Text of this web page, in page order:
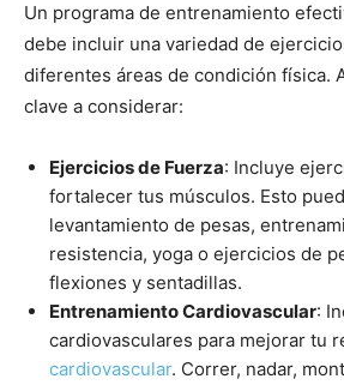
Un programa de entrenamiento
debe incluir una variedad de
diferentes áreas de condición física.
clave a considerar:
Ejercicios de Fuerza: Incluye
fortalecer tus músculos. Esto
levantamiento de pesas,
resistencia, yoga o ejercicios de
flexiones y sentadillas.
Entrenamiento Cardiovascular:
cardiovasculares para mejorar tu
cardiovascular. Correr, nadar,